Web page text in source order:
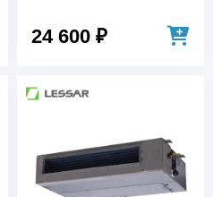
24 600 ₽